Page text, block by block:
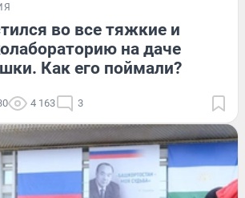
во все тяжкие и
на даче
Как его поймали?
4 163 3